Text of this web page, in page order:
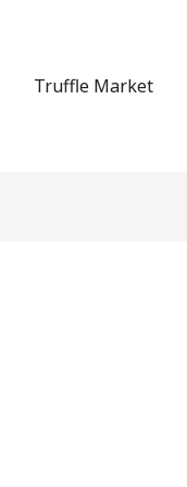
Truffle Market